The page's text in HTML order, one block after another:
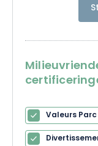
Valeurs